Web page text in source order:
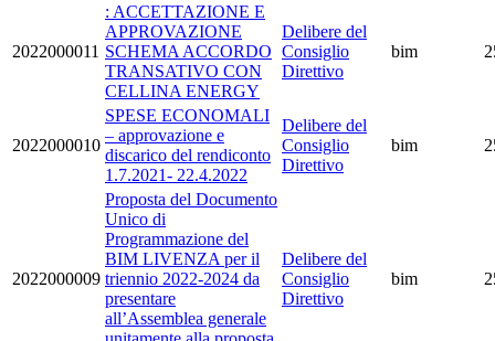
2022000011
: ACCETTAZIONE E
APPROVAZIONE
SCHEMA ACCORDO
TRANSATIVO CON
CELLINA ENERGY
Delibere del
Consiglio
Direttivo
bim
2022000010
SPESE ECONOMALI
– approvazione e
discarico del rendiconto
1.7.2021- 22.4.2022
Delibere del
Consiglio
Direttivo
bim
2022000009
Proposta del Documento
Unico di
Programmazione del
BIM LIVENZA per il
triennio 2022-2024 da
presentare
all’Assemblea generale
Delibere del
Consiglio
Direttivo
bim